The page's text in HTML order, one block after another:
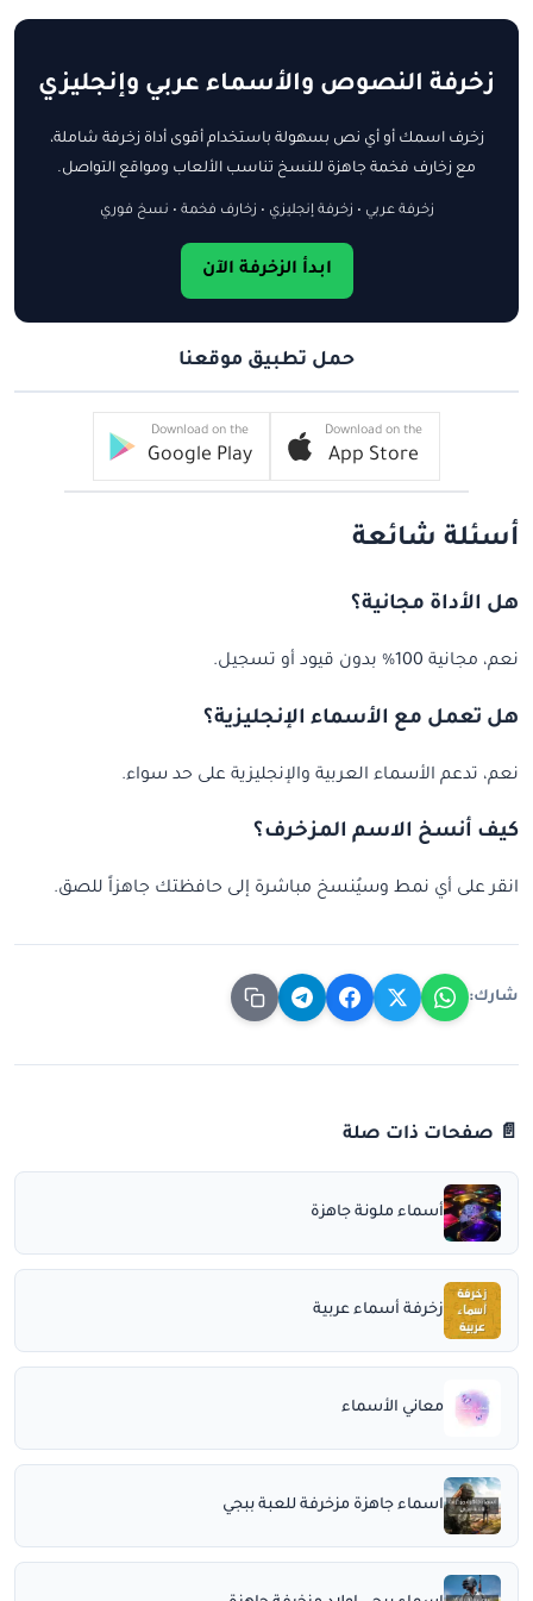
زخرفة النصوص والأسماء عربي وإنجليزي
زخرف اسمك أو أي نص بسهولة باستخدام أقوى أداة زخرفة شاملة،
مع زخارف فخمة جاهزة للنسخ تناسب الألعاب ومواقع التواصل.
زخرفة عربي • زخرفة إنجليزي • زخارف فخمة • نسخ فوري
ابدأ الزخرفة الآن
حمل تطبيق موقعنا
Download on the
App Store
Download on the
Google Play
أسئلة شائعة
هل الأداة مجانية؟
نعم، مجانية 100% بدون قيود أو تسجيل.
هل تعمل مع الأسماء الإنجليزية؟
نعم، تدعم الأسماء العربية والإنجليزية على حد سواء.
كيف أنسخ الاسم المزخرف؟
انقر على أي نمط وسيُنسخ مباشرة إلى حافظتك جاهزاً للصق.
شارك:
📄 صفحات ذات صلة
أسماء ملونة جاهزة
زخرفة أسماء عربية
معاني الأسماء
اسماء جاهزة مزخرفة للعبة ببجي